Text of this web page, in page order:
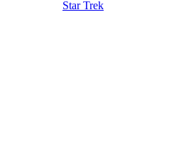
Star Trek